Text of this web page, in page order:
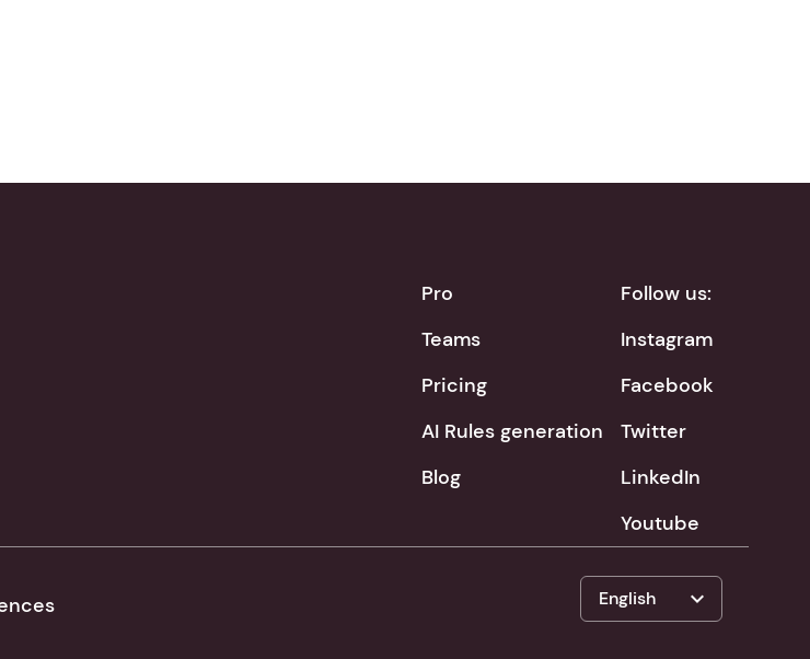
Pro
Teams
Pricing
AI Rules generation
Blog
Follow us:
Instagram
Facebook
Twitter
LinkedIn
Youtube
English expand_more